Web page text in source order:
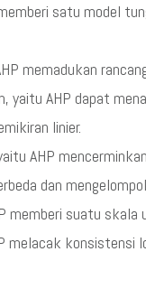
satu model
memadukan
yaitu AHP dapat
linier.
AHP
dan
memberi suatu
melacak konsistensi